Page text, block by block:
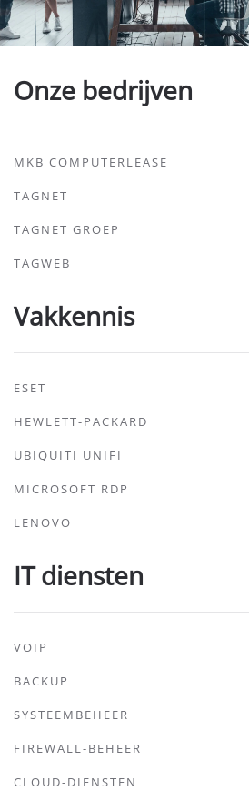
Onze bedrijven
MKB COMPUTERLEASE
TAGNET
TAGNET GROEP
TAGWEB
Vakkennis
ESET
HEWLETT-PACKARD
UBIQUITI UNIFI
MICROSOFT RDP
LENOVO
IT diensten
VOIP
BACKUP
SYSTEEMBEHEER
FIREWALL-BEHEER
CLOUD-DIENSTEN